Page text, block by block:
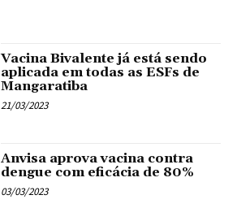
Vacina Bivalente já está sendo
aplicada em todas as ESFs de
Mangaratiba
21/03/2023
Anvisa aprova vacina contra
dengue com eficácia de 80%
03/03/2023